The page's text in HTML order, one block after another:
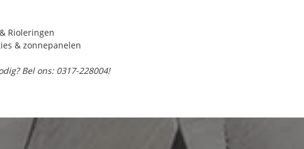
Rioleringen
& zonnepanelen
Bel ons: 0317-228004!